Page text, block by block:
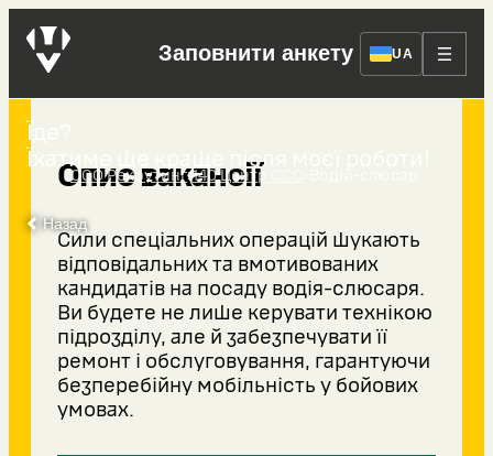
Заповнити анкету UA
ССО Рекрутинг›140 Центр ССО
Назад
Водій-слюсар
Їде?
Їхатиме ще краще після моєї роботи!
Опис вакансії
Сили спеціальних операцій шукають
відповідальних та вмотивованих
кандидатів на посаду водія-слюсаря.
Ви будете не лише керувати технікою
підрозділу, але й забезпечувати її
ремонт і обслуговування, гарантуючи
безперебійну мобільність у бойових
умовах.